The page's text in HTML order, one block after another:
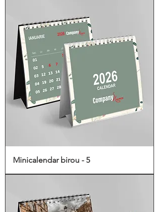
Minicalendar birou - 5